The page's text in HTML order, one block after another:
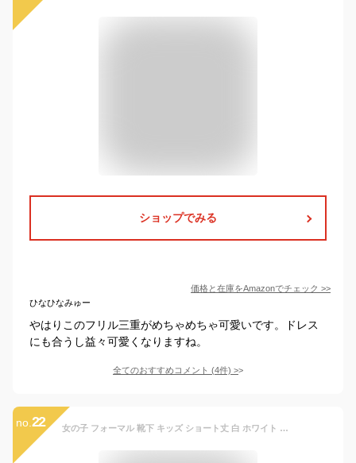
ショップでみる
価格と在庫をAmazonでチェック >>
ひなひなみゅー
やはりこのフリル三重がめちゃめちゃ可愛いです。ドレス
にも合うし益々可愛くなりますね。
全てのおすすめコメント (4件) >
no. 22 女の子 フォーマル 靴下 キッズ ショート丈 白 ホワイト リボン 16-18 19-21 22-24 入学式 卒業式 卒園式 結婚式 発表会 七五三 arisana メール便可